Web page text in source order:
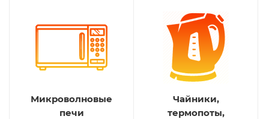
Микроволновые
печи
Чайники,
термопоты,